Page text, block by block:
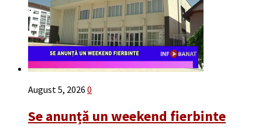
August 5, 2026 0
Se anunță un weekend fierbinte